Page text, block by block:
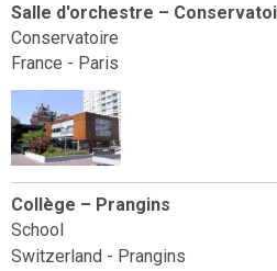
Salle d'orchestre –
Conservatoire
France - Paris
Collège – Prangins
School
Switzerland - Prangins